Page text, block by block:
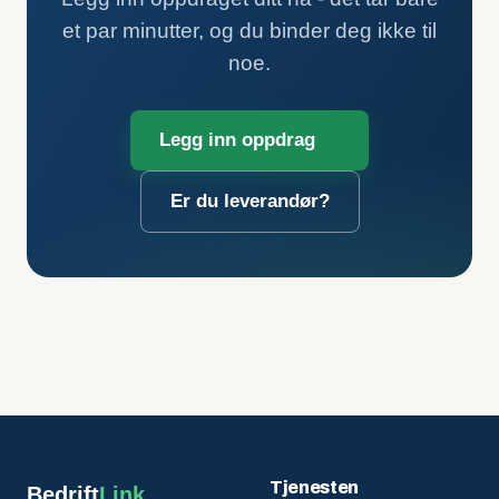
et par minutter, og du binder deg ikke til
noe.
Legg inn oppdrag
Er du leverandør?
Tjenesten